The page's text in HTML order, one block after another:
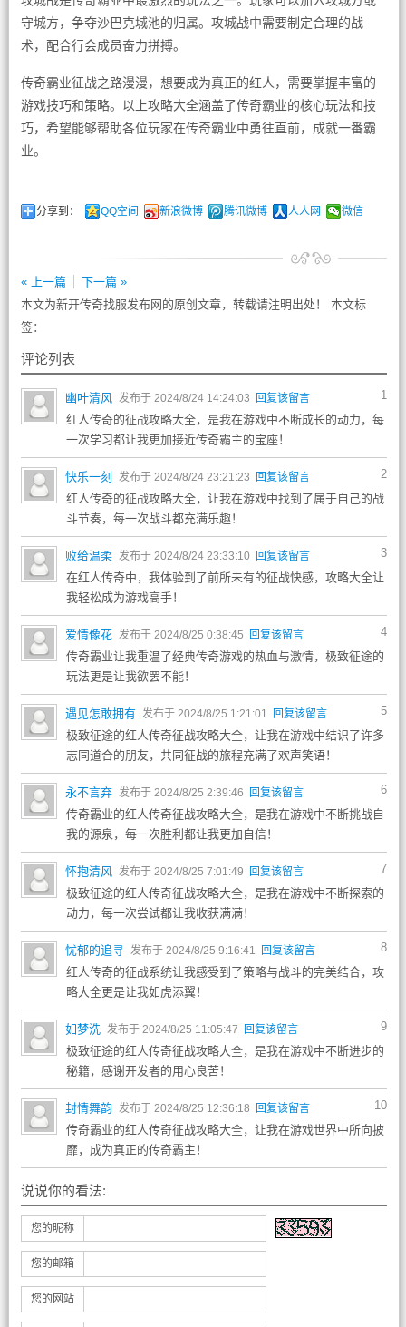
守城方，争夺沙巴克城池的归属。攻城战中需要制定合理的战
术，配合行会成员奋力拼搏。
传奇霸业征战之路漫漫，想要成为真正的红人，需要掌握丰富的
游戏技巧和策略。以上攻略大全涵盖了传奇霸业的核心玩法和技
巧，希望能够帮助各位玩家在传奇霸业中勇往直前，成就一番霸
业。
分享到： QQ空间 新浪微博 腾讯微博 人人网 微信
« 上一篇
下一篇 »
本文为新开传奇找服发布网的原创文章，转载请注明出处！ 本文标
签：
评论列表
1
幽叶清风 发布于 2024/8/24 14:24:03 回复该留言
红人传奇的征战攻略大全，是我在游戏中不断成长的动力，每
一次学习都让我更加接近传奇霸主的宝座！
2
快乐一刻 发布于 2024/8/24 23:21:23 回复该留言
红人传奇的征战攻略大全，让我在游戏中找到了属于自己的战
斗节奏，每一次战斗都充满乐趣！
3
败给温柔 发布于 2024/8/24 23:33:10 回复该留言
在红人传奇中，我体验到了前所未有的征战快感，攻略大全让
我轻松成为游戏高手！
4
爱情像花 发布于 2024/8/25 0:38:45 回复该留言
传奇霸业让我重温了经典传奇游戏的热血与激情，极致征途的
玩法更是让我欲罢不能！
5
遇见怎敢拥有 发布于 2024/8/25 1:21:01 回复该留言
极致征途的红人传奇征战攻略大全，让我在游戏中结识了许多
志同道合的朋友，共同征战的旅程充满了欢声笑语！
6
永不言弃 发布于 2024/8/25 2:39:46 回复该留言
传奇霸业的红人传奇征战攻略大全，是我在游戏中不断挑战自
我的源泉，每一次胜利都让我更加自信！
7
怀抱清风 发布于 2024/8/25 7:01:49 回复该留言
极致征途的红人传奇征战攻略大全，是我在游戏中不断探索的
动力，每一次尝试都让我收获满满！
8
忧郁的追寻 发布于 2024/8/25 9:16:41 回复该留言
红人传奇的征战系统让我感受到了策略与战斗的完美结合，攻
略大全更是让我如虎添翼！
9
如梦洗 发布于 2024/8/25 11:05:47 回复该留言
极致征途的红人传奇征战攻略大全，是我在游戏中不断进步的
秘籍，感谢开发者的用心良苦！
10
封情舞韵 发布于 2024/8/25 12:36:18 回复该留言
传奇霸业的红人传奇征战攻略大全，让我在游戏世界中所向披
靡，成为真正的传奇霸主！
说说你的看法:
您的昵称
您的邮箱
您的网站